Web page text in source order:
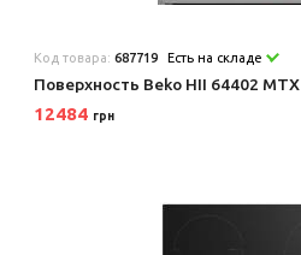
Код товара:687719 Есть на складе
Поверхность Beko HII 64402 MTX
12484 грн